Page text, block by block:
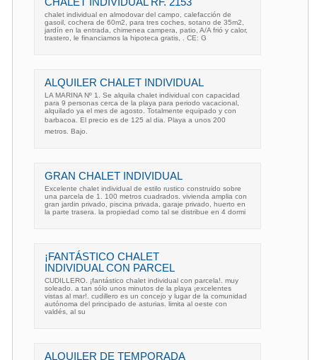
CHALET INDIVIDUAL RF. 2153
chalet individual en almodovar del campo, calefacción de
gasoil, cochera de 60m2, para tres coches, sotano de 35m2,
jardín en la entrada, chimenea campera, patio, A/A frió y calor,
trastero, le financiamos la hipoteca gratis, . CE: G
ALQUILER CHALET INDIVIDUAL
LA MARINA Nº 1. Se alquila chalet individual con capacidad
para 9 personas cerca de la playa para periodo vacacional,
alquilado ya el mes de agosto. Totalmente equipado y con
barbacoa. El precio es de 125 al dia. Playa a unos 200
metros. Bajo.
GRAN CHALET INDIVIDUAL
Excelente chalet individual de estilo rustico construido sobre
una parcela de 1. 100 metros cuadrados. vivienda amplia con
gran jardin privado, piscina privada, garaje privado, huerto en
la parte trasera. la propiedad como tal se distribue en 4 dormi
¡FANTÁSTICO CHALET
INDIVIDUAL CON PARCEL
CUDILLERO. ¡fantástico chalet individual con parcela!. muy
soleado. a tan sólo unos minutos de la playa ¡excelentes
vistas al mar!. cudillero es un concejo y lugar de la comunidad
autónoma del principado de asturias. limita al oeste con
valdés, al su
ALQUILER DE TEMPORADA